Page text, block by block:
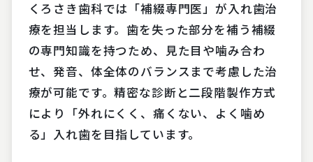
くろさき歯科では「補綴専門医」が入れ歯治
療を担当します。歯を失った部分を補う補綴
の専門知識を持つため、見た目や噛み合わ
せ、発音、体全体のバランスまで考慮した治
療が可能です。精密な診断と二段階製作方式
により「外れにくく、痛くない、よく噛め
る」入れ歯を目指しています。